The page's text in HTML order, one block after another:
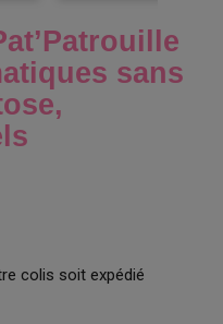
sans
colis soit expédié